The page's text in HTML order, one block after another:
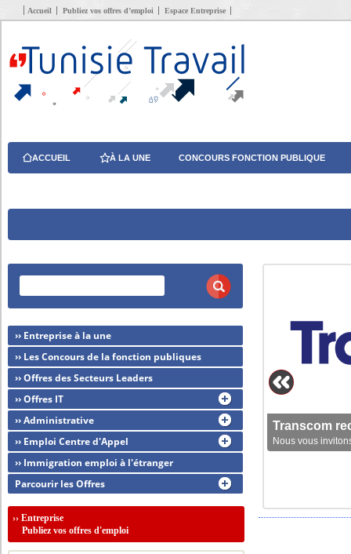
Accueil Publiez vos offres d’emploi Espace Entreprise
ACCUEIL À LA UNE CONCOURS FONCTION PUBLIQUE
Transcom
Nous vous
›› Entreprise à la une
›› Les Concours de la fonction publiques
›› Offres des Secteurs Leaders
›› Offres IT
›› Administrative
›› Emploi Centre d'Appel
›› Immigration emploi à l'étranger
Parcourir les Offres
››Entreprise
Publiez vos offres d'emploi